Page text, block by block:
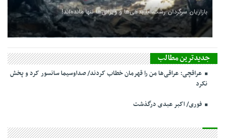
بازاریان سرگردان رشت، با بدهی‌ها و ویرانی‌ها تنها مانده‌اند!
جدیدترین مطالب
عراقچی: عراقی‌ها من را قهرمان خطاب کردند/ صداوسیما سانسور کرد و پخش
نکرد
فوری/ اکبر عبدی درگذشت